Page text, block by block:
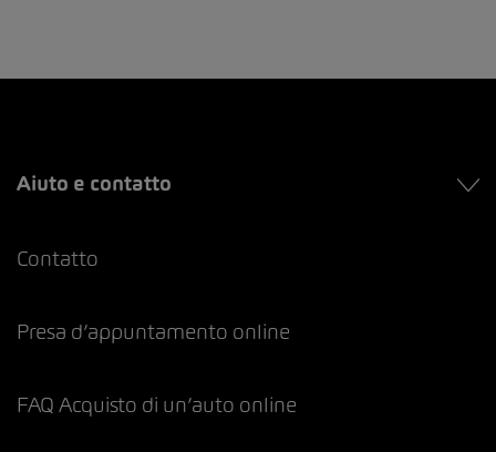
Aiuto e contatto
Contatto
Presa d’appuntamento online
FAQ Acquisto di un’auto online